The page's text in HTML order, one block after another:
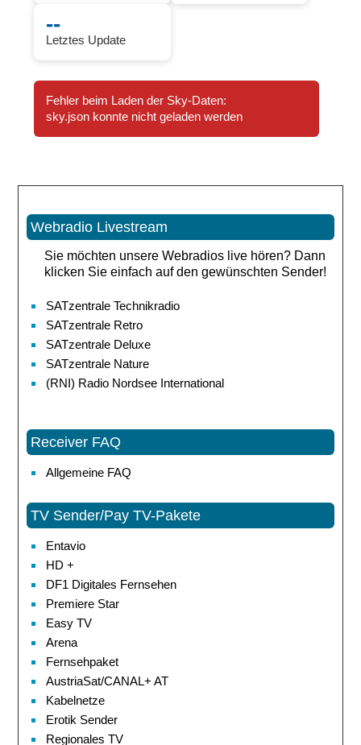
--
Letztes Update
Fehler beim Laden der Sky-Daten:
sky.json konnte nicht geladen werden
Webradio Livestream
Sie möchten unsere Webradios live hören? Dann
klicken Sie einfach auf den gewünschten Sender!
SATzentrale Technikradio
SATzentrale Retro
SATzentrale Deluxe
SATzentrale Nature
(RNI) Radio Nordsee International
Receiver FAQ
Allgemeine FAQ
TV Sender/Pay TV-Pakete
Entavio
HD +
DF1 Digitales Fernsehen
Premiere Star
Easy TV
Arena
Fernsehpaket
AustriaSat/CANAL+ AT
Kabelnetze
Erotik Sender
Regionales TV